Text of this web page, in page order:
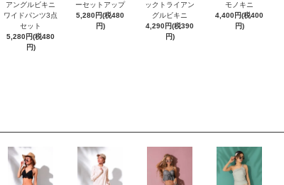
アングルビキニ
ワイドパンツ3点
セット
5,280円(税480
円)
ーセットアップ
5,280円(税480
円)
ックトライアン
グルビキニ
4,290円(税390
円)
モノキニ
4,400円(税400
円)